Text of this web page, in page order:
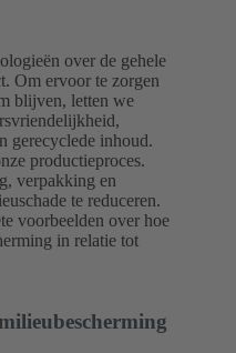
over de gehele
Om ervoor te zorgen
blijven, letten we
gerecyclede inhoud.
productieproces.
verpakking en
te reduceren.
voorbeelden over hoe
in relatie tot